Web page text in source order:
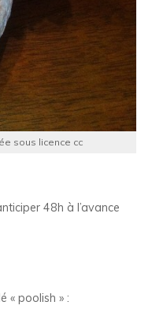
sous licence cc
48h à l’avance
« poolish » :